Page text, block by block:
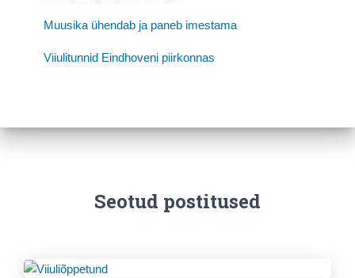
Muusika ühendab ja paneb imestama
Viiulitunnid Eindhoveni piirkonnas
Seotud postitused